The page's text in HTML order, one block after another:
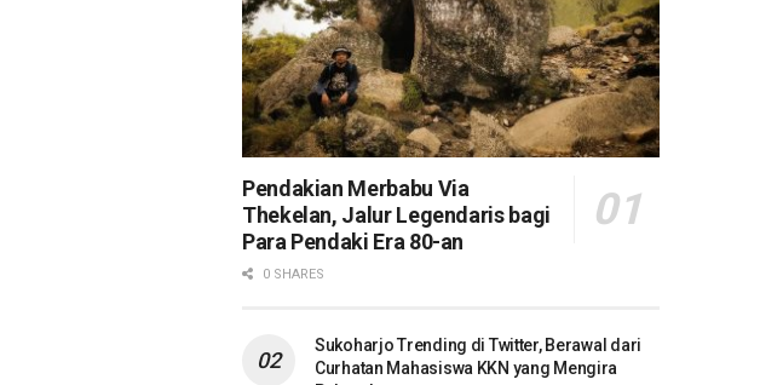
Pendakian Merbabu Via
Thekelan, Jalur Legendaris bagi
Para Pendaki Era 80-an
0 SHARES
Sukoharjo Trending di Twitter, Berawal dari
Curhatan Mahasiswa KKN yang Mengira